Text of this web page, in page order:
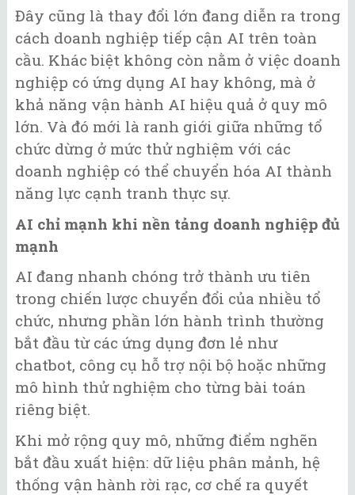
Đây cũng là thay đổi lớn đang diễn ra trong
cách doanh nghiệp tiếp cận AI trên toàn
cầu. Khác biệt không còn nằm ở việc doanh
nghiệp có ứng dụng AI hay không, mà ở
khả năng vận hành AI hiệu quả ở quy mô
lớn. Và đó mới là ranh giới giữa những tổ
chức dừng ở mức thử nghiệm với các
doanh nghiệp có thể chuyển hóa AI thành
năng lực cạnh tranh thực sự.
AI chỉ mạnh khi nền tảng doanh nghiệp đủ
mạnh
AI đang nhanh chóng trở thành ưu tiên
trong chiến lược chuyển đổi của nhiều tổ
chức, nhưng phần lớn hành trình thường
bắt đầu từ các ứng dụng đơn lẻ như
chatbot, công cụ hỗ trợ nội bộ hoặc những
mô hình thử nghiệm cho từng bài toán
riêng biệt.
Khi mở rộng quy mô, những điểm nghẽn
bắt đầu xuất hiện: dữ liệu phân mảnh, hệ
thống vận hành rời rạc, cơ chế ra quyết